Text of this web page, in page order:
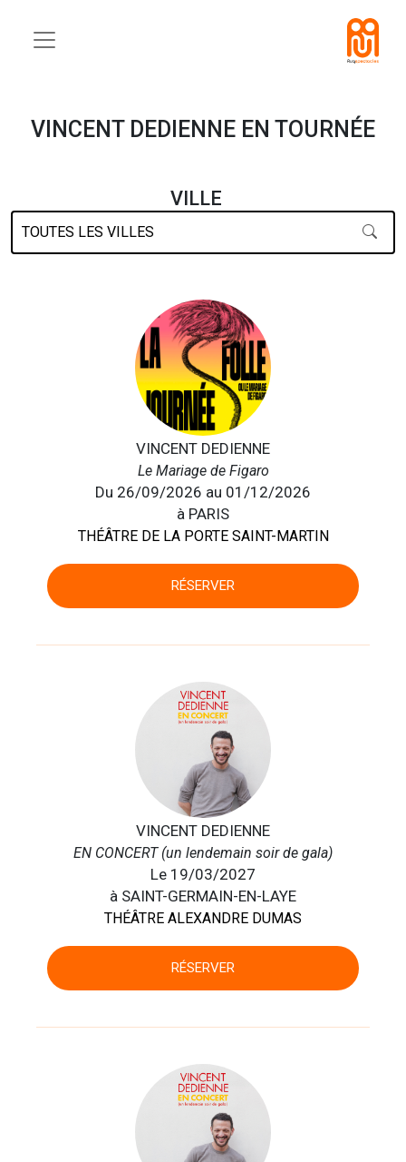
VINCENT DEDIENNE EN TOURNÉE
VILLE
VINCENT DEDIENNE
Le Mariage de Figaro
Du 26/09/2026 au 01/12/2026
à PARIS
THÉÂTRE DE LA PORTE SAINT-MARTIN
RÉSERVER
VINCENT DEDIENNE
EN CONCERT (un lendemain soir de gala)
Le 19/03/2027
à SAINT-GERMAIN-EN-LAYE
THÉÂTRE ALEXANDRE DUMAS
RÉSERVER